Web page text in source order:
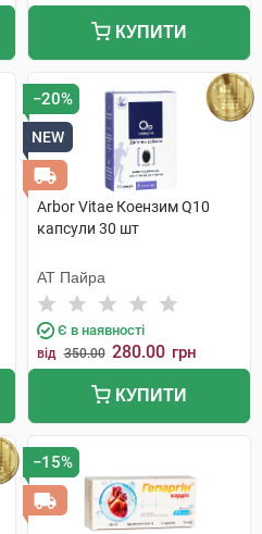
КУПИТИ
−20%
NEW
Arbor Vitae Коензим Q10
капсули 30 шт
АТ Пайра
Є в наявності
від 350.00 280.00 грн
КУПИТИ
−15%